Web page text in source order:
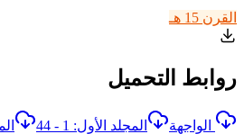
القرن 15 هـ
روابط التحميل
الواجهة المجلد الأول: 1 - 44